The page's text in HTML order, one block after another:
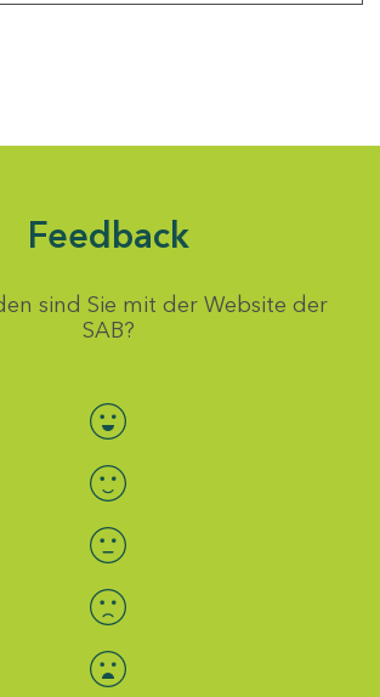
Feedback
sind Sie mit der Website der
SAB?
Bewertung auswählen